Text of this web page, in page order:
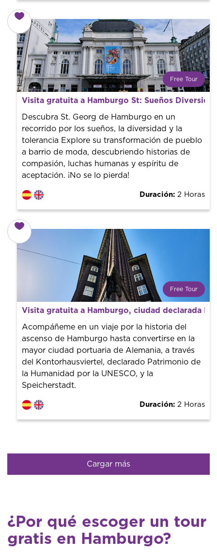
Free Tour
¿Qué es un FREE TOUR?
Tendencia mundial en rutas turísticas. Reserva sin coste
con un guía profesional. ¡El precio es libre! Por lo que al
finalizar la experiencia tú le pones el precio.
Visita gratuita a Hamburgo St: Sueños
Descubra St. Georg de Hamburgo en un
recorrido por los sueños, la diversidad y la
tolerancia Explore su transformación de pueblo
a barrio de moda, descubriendo historias de
compasión, luchas humanas y espíritu de
aceptación. ¡No se lo pierda!
Duración: 2 Horas
Free Tour
¿Qué es un FREE TOUR?
Tendencia mundial en rutas turísticas. Reserva sin coste
con un guía profesional. ¡El precio es libre! Por lo que al
finalizar la experiencia tú le pones el precio.
Visita gratuita a Hamburgo, ciudad declarada
Acompáñeme en un viaje por la historia del
ascenso de Hamburgo hasta convertirse en la
mayor ciudad portuaria de Alemania, a través
del Kontorhausviertel, declarado Patrimonio de
la Humanidad por la UNESCO, y la
Speicherstadt.
Duración: 2 Horas
Cargar más
¿Por qué escoger un tour
gratis en Hamburgo?